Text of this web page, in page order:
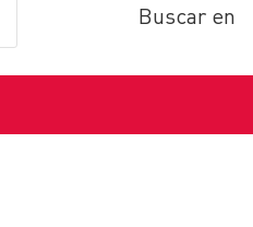
Buscar en